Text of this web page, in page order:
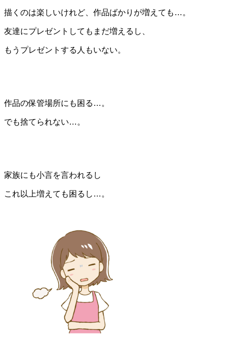
描くのは楽しいけれど、作品ばかりが増えても…。
友達にプレゼントしてもまだ増えるし、
もうプレゼントする人もいない。
作品の保管場所にも困る…。
でも捨てられない…。
家族にも小言を言われるし
これ以上増えても困るし…。